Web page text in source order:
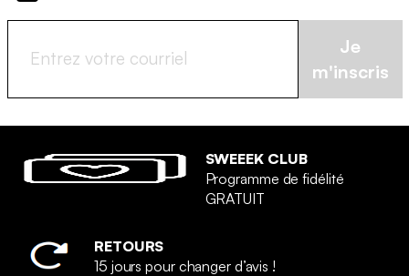
Je
m'inscris
SWEEEK CLUB
Programme de fidélité
GRATUIT
RETOURS
15 jours pour changer d’avis !